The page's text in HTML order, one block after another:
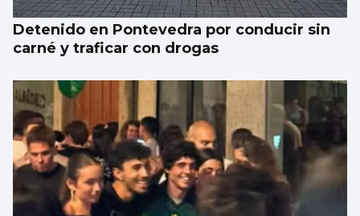
Detenido en Pontevedra por conducir sin
carné y traficar con drogas